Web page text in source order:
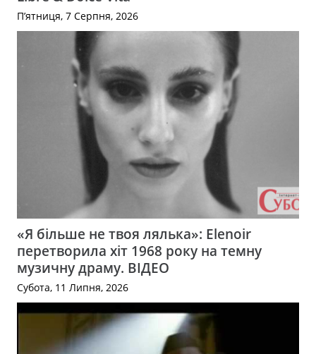
П’ятниця, 7 Серпня, 2026
«Я більше не твоя лялька»: Elenoir
перетворила хіт 1968 року на темну
музичну драму. ВІДЕО
Субота, 11 Липня, 2026